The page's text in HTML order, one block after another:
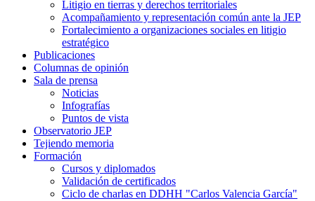
Litigio en tierras y derechos territoriales
Acompañamiento y representación común ante la JEP
Fortalecimiento a organizaciones sociales en litigio
estratégico
Publicaciones
Columnas de opinión
Sala de prensa
Noticias
Infografías
Puntos de vista
Observatorio JEP
Tejiendo memoria
Formación
Cursos y diplomados
Validación de certificados
Ciclo de charlas en DDHH "Carlos Valencia García"